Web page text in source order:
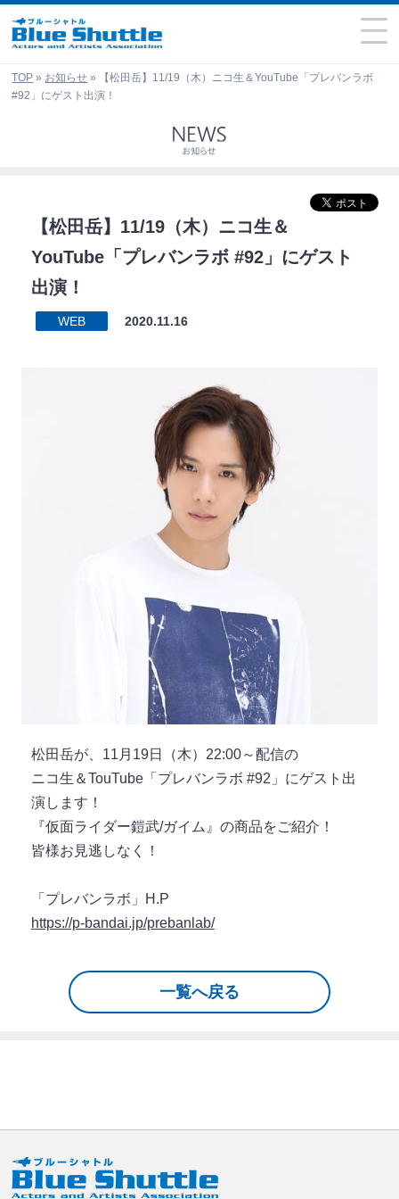
TOP » お知らせ »
【松田岳】11/19（木）ニコ生＆YouTube「プレバンラボ
#92」にゲスト出演！
【松田岳】11/19（木）ニコ生＆
YouTube「プレバンラボ #92」にゲスト
出演！
WEB 2020.11.16
松田岳が、11月19日（木）22:00～配信の
ニコ生＆TouTube「プレバンラボ #92」にゲスト出
演します！
『仮面ライダー鎧武/ガイム』の商品をご紹介！
皆様お見逃しなく！
「プレバンラボ」H.P
https://p-bandai.jp/prebanlab/
一覧へ戻る